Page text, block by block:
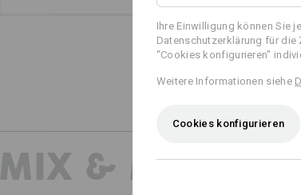
MIX & MATCH
Ihre Einwilligung können Sie
Datenschutzerklärung für die
"Cookies konfigurieren"
Weitere Informationen siehe
Cookies konfigurieren